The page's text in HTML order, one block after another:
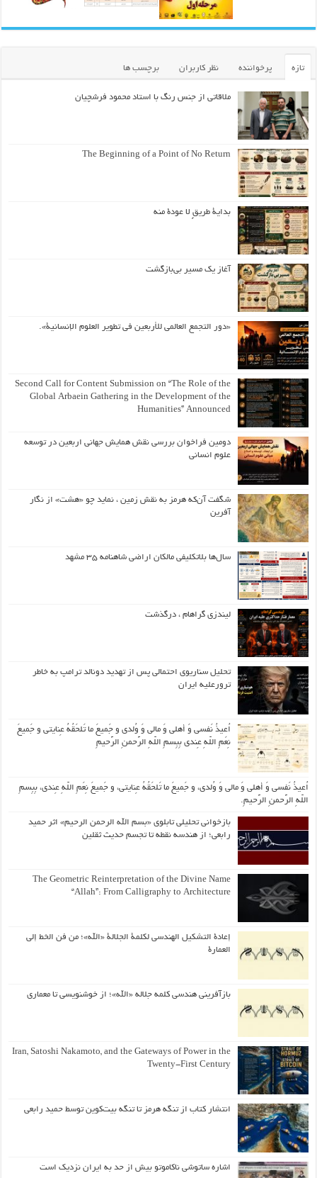
تازه پرخواننده نظر کاربران برچسب ها
ملاقاتی از جنس رنگ با استاد محمود فرشچیان
The Beginning of a Point of No Return
بداية طريقٍ لا عودة منه
آغاز یک مسیر بی‌بازگشت
«دور التجمع العالمي للأربعين في تطوير العلوم الإنسانية».
Second Call for Content Submission on “The Role of the
Global Arbaein Gathering in the Development of the
Humanities” Announced
دومین فراخوان بررسی نقش همایش جهانی اربعین در توسعه
علوم انسانی
شگفت آن‌که هرمز به نقش زمین ، نماید چو «هشت» از نگار
آفرین
سال‌ها بلاتکلیفی مالکان اراضی شاهنامه ۳۵ مشهد
لیندزی گراهام ، درگذشت
تحلیل سناریوی احتمالی پس از تهدید دونالد ترامپ به خاطر
ترورعلیه ایران
اُعیذُ نَفسی وَ أهلی وَ مالی وَ وُلدی و جَمیعَ ما تَلحَقُهُ عِنایتی و جَمیعَ
نِعَمِ اللّهِ عِندی بِبِسمِ اللّهِ الرَّحمنِ الرَّحیمِ
اُعیذُ نَفسی وَ أهلی وَ مالی وَ وُلدی، و جَمیعَ ما تَلحَقُهُ عِنایتی، و جَمیعَ نِعَمِ اللّهِ عِندی، بِبِسمِ
اللّهِ الرَّحمنِ الرَّحیمِ.
بازخوانی تحلیلی تابلوی «بسم الله الرحمن الرحیم» اثر حمید
رابعی؛ از هندسه نقطه تا تجسم حدیث ثقلین
The Geometric Reinterpretation of the Divine Name
“Allah”: From Calligraphy to Architecture
إعادة التشكيل الهندسي لكلمة الجلالة «الله»؛ من فن الخط إلى
العمارة
بازآفرینی هندسی کلمه جلاله «الله»؛ از خوشنویسی تا معماری
Iran, Satoshi Nakamoto, and the Gateways of Power in the
Twenty-First Century
انتشار کتاب از تنگه هرمز تا تنگه بیت‌کوین توسط حمید رابعی
اشاره ساتوشی ناکاموتو بیش از حد به ایران نزدیک است